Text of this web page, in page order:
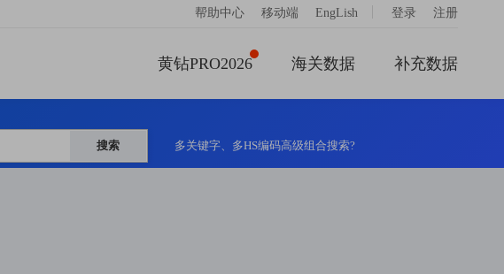
帮助中心 移动端 EngLish 登录 注册
黄钻PRO2026 海关数据 补充数据
搜索 多关键字、多HS编码高级组合搜索?